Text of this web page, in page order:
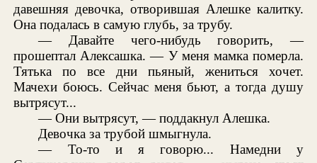
давешняя девочка, отворившая Алешке калитку.
Она подалась в самую глубь, за трубу.
— Давайте чего-нибудь говорить, —
прошептал Алексашка. — У меня мамка померла.
Тятька по все дни пьяный, жениться хочет.
Мачехи боюсь. Сейчас меня бьют, а тогда душу
вытрясут...
— Они вытрясут, — поддакнул Алешка.
Девочка за трубой шмыгнула.
— То-то и я говорю... Намедни у